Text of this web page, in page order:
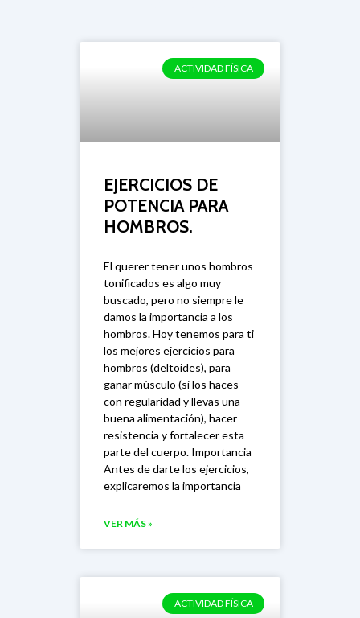
ACTIVIDAD FÍSICA
EJERCICIOS DE
POTENCIA PARA
HOMBROS.
El querer tener unos hombros
tonificados es algo muy
buscado, pero no siempre le
damos la importancia a los
hombros. Hoy tenemos para ti
los mejores ejercicios para
hombros (deltoides), para
ganar músculo (si los haces
con regularidad y llevas una
buena alimentación), hacer
resistencia y fortalecer esta
parte del cuerpo. Importancia
Antes de darte los ejercicios,
explicaremos la importancia
VER MÁS »
ACTIVIDAD FÍSICA